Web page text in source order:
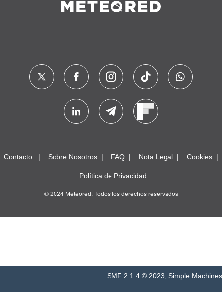
Contacto Sobre Nosotros FAQ Nota Legal Cookies
Política de Privacidad
© 2024 Meteored. Todos los derechos reservados
SMF 2.1.4 © 2023 Simple Machines